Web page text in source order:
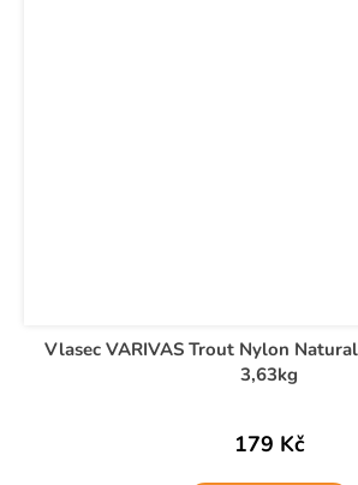
Vlasec VARIVAS Trout Nylon
3,63kg
179 Kč